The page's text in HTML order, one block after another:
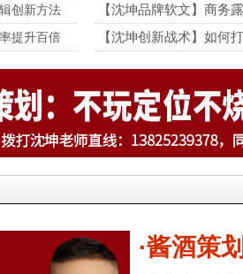
创新方法
提升百倍
【沈坤品牌软文】商务
【沈坤创新战术】如何
·酱酒策